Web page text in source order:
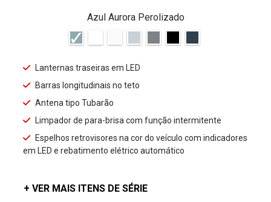
Azul Aurora Perolizado
Lanternas traseiras em LED
Barras longitudinais no teto
Antena tipo Tubarão
Limpador de para-brisa com função intermitente
Espelhos retrovisores na cor do veículo com indicadores
em LED e rebatimento elétrico automático
+ VER MAIS ITENS DE SÉRIE